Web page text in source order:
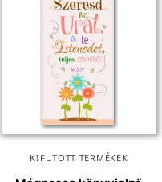
KIFUTOTT TERMÉKEK